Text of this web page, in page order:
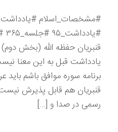
#مشخصات_اسلام
قنبریان حفظه الله (بخش
یادداشت قبل به این معنا
برنامه سوره موافق باشم
رسمی در صدا و […]